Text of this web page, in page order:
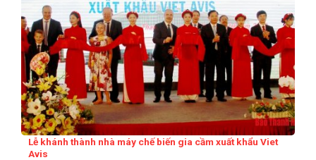
Lễ khánh thành nhà máy chế biến gia cầm xuất khẩu Viet
Avis